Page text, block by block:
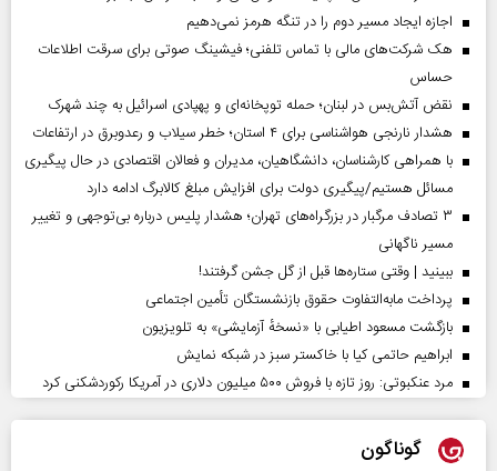
اجازه ایجاد مسیر دوم را در تنگه هرمز نمی‌دهیم
هک شرکت‌های مالی با تماس تلفنی؛ فیشینگ صوتی برای سرقت اطلاعات
حساس
نقض آتش‌بس در لبنان؛ حمله توپخانه‌ای و پهپادی اسرائیل به چند شهرک
هشدار نارنجی هواشناسی برای ۴ استان؛ خطر سیلاب و رعدوبرق در ارتفاعات
با همراهی کارشناسان، دانشگاهیان، مدیران و فعالان اقتصادی در حال پیگیری
مسائل هستیم/پیگیری دولت برای افزایش مبلغ کالابرگ ادامه دارد
۳ تصادف مرگبار در بزرگراه‌های تهران؛ هشدار پلیس درباره بی‌توجهی و تغییر
مسیر ناگهانی
ببینید | وقتی ستاره‌ها قبل از گل جشن گرفتند!
پرداخت مابه‌التفاوت حقوق بازنشستگان تأمین اجتماعی
بازگشت مسعود اطیابی با «نسخهٔ آزمایشی» به تلویزیون
ابراهیم حاتمی کیا با خاکستر سبز در شبکه نمایش
مرد عنکبوتی: روز تازه با فروش ۵۰۰ میلیون دلاری در آمریکا رکوردشکنی کرد
گوناگون